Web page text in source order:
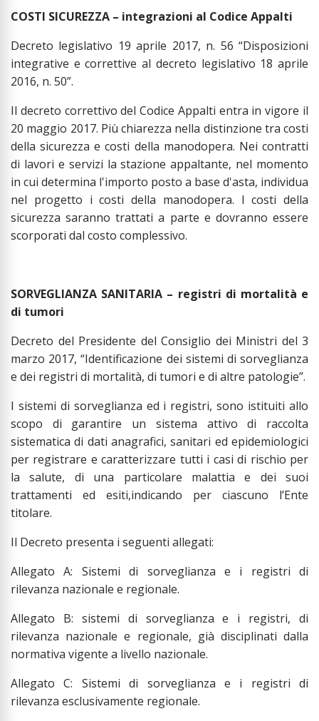
COSTI SICUREZZA – integrazioni al Codice Appalti
Decreto legislativo 19 aprile 2017, n. 56 “Disposizioni
integrative e correttive al decreto legislativo 18 aprile
2016, n. 50”.
Il decreto correttivo del Codice Appalti entra in vigore il
20 maggio 2017. Più chiarezza nella distinzione tra costi
della sicurezza e costi della manodopera. Nei contratti
di lavori e servizi la stazione appaltante, nel momento
in cui determina l'importo posto a base d'asta, individua
nel progetto i costi della manodopera. I costi della
sicurezza saranno trattati a parte e dovranno essere
scorporati dal costo complessivo.
SORVEGLIANZA SANITARIA – registri di mortalità e
di tumori
Decreto del Presidente del Consiglio dei Ministri del 3
marzo 2017, “Identificazione dei sistemi di sorveglianza
e dei registri di mortalità, di tumori e di altre patologie”.
I sistemi di sorveglianza ed i registri, sono istituiti allo
scopo di garantire un sistema attivo di raccolta
sistematica di dati anagrafici, sanitari ed epidemiologici
per registrare e caratterizzare tutti i casi di rischio per
la salute, di una particolare malattia e dei suoi
trattamenti ed esiti,indicando per ciascuno l’Ente
titolare.
Il Decreto presenta i seguenti allegati:
Allegato A: Sistemi di sorveglianza e i registri di
rilevanza nazionale e regionale.
Allegato B: sistemi di sorveglianza e i registri, di
rilevanza nazionale e regionale, già disciplinati dalla
normativa vigente a livello nazionale.
Allegato C: Sistemi di sorveglianza e i registri di
rilevanza esclusivamente regionale.